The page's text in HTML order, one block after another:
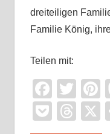
dreiteiligen
Familie König,
Teilen mit: